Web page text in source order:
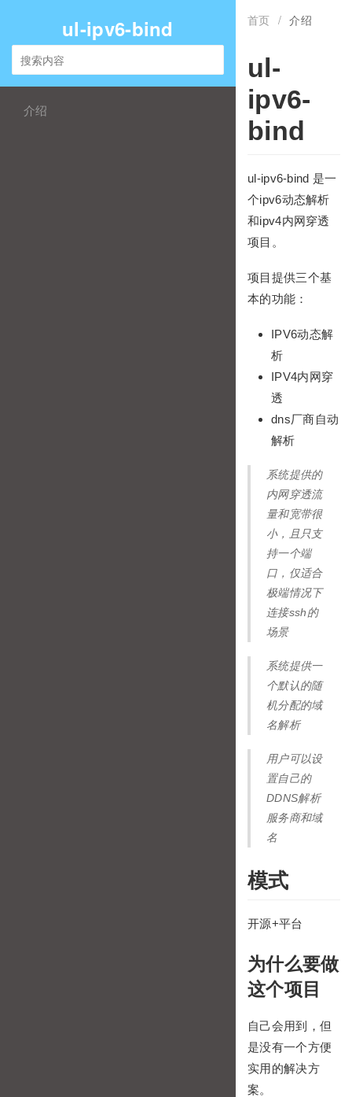
ul-ipv6-bind
介绍
首页 / 介绍
ul-
ipv6-
bind
ul-ipv6-bind 是一
个ipv6动态解析
和ipv4内网穿透
项目。
项目提供三个基
本的功能：
IPV6动态解
析
IPV4内网穿
透
dns厂商自动
解析
系统提供的
内网穿透流
量和宽带很
小，且只支
持一个端
口，仅适合
极端情况下
连接ssh的
场景
系统提供一
个默认的随
机分配的域
名解析
用户可以设
置自己的
DDNS解析
服务商和域
名
模式
开源+平台
为什么要做
这个项目
自己会用到，但
是没有一个方便
实用的解决方
案。